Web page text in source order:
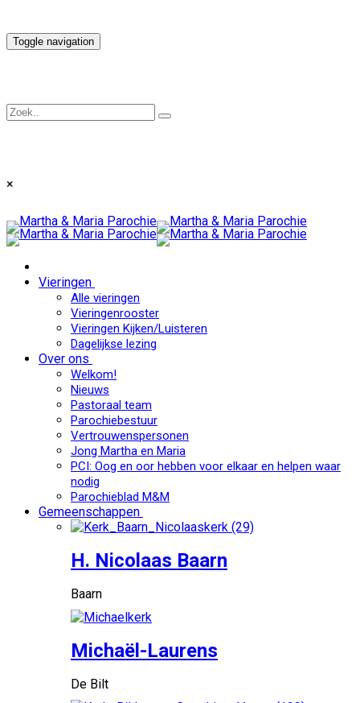
Toggle navigation
×
Vieringen
Alle vieringen
Vieringenrooster
Vieringen Kijken/Luisteren
Dagelijkse lezing
Over ons
Welkom!
Nieuws
Pastoraal team
Parochiebestuur
Vertrouwenspersonen
Jong Martha en Maria
PCI: Oog en oor hebben voor elkaar en helpen waar
nodig
Parochieblad M&M
Gemeenschappen
H. Nicolaas Baarn
Baarn
Michaël-Laurens
De Bilt